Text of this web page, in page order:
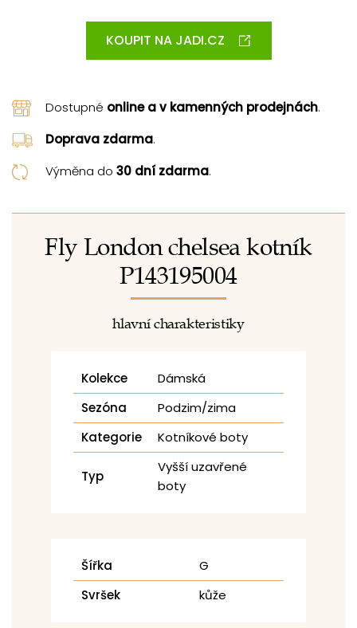
KOUPIT NA JADI.CZ
Dostupné online a v kamenných prodejnách.
Doprava zdarma.
Výměna do 30 dní zdarma.
Fly London chelsea kotník
P143195004
hlavní charakteristiky
Kolekce
Dámská
Sezóna
Podzim/zima
Kategorie
Kotníkové boty
Typ
Vyšší uzavřené
boty
Šířka
G
Svršek
kůže